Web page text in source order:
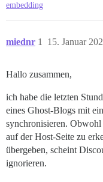
embedding
miednr 15. Januar
1
Hallo zusammen,
ich habe die letzten
eines Ghost-Blogs mit
synchronisieren.
auf der Host-Seite zu
übergeben, scheint
ignorieren.